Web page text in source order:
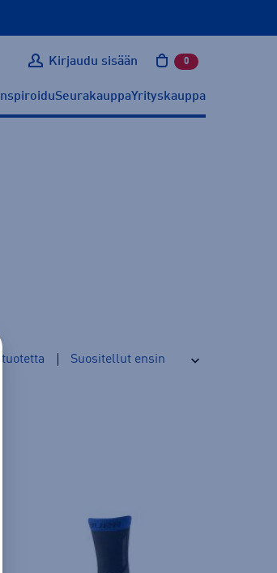
Kirjaudu sisään 0 tuotetta
InspiroiduSeurakauppaYrityskauppa
tuotetta